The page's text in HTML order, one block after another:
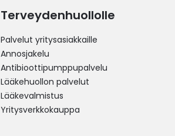
Terveydenhuollolle
Palvelut yritysasiakkaille
Annosjakelu
Antibioottipumppupalvelu
Lääkehuollon palvelut
Lääkevalmistus
Yritysverkkokauppa